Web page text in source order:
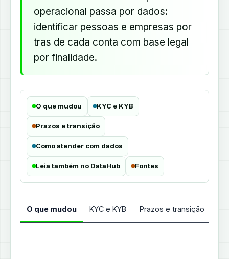
operacional passa por dados:
identificar pessoas e empresas por
tras de cada conta com base legal
por finalidade.
O que mudou KYC e KYB
Prazos e transição
Como atender com dados
Leia também no DataHub Fontes
O que mudou KYC e KYB Prazos e transição